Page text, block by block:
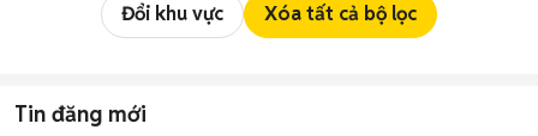
Đổi khu vực Xóa tất cả bộ lọc
Tin đăng mới